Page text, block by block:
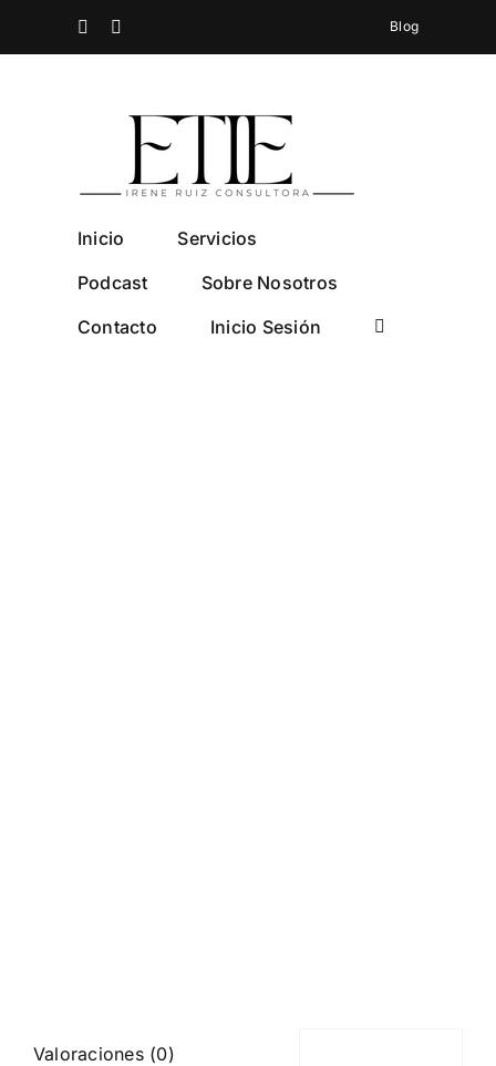
Spotify Blog
Inicio
Servicios
Podcast
Sobre Nosotros
Contacto
Inicio Sesión
Valoraciones (0)